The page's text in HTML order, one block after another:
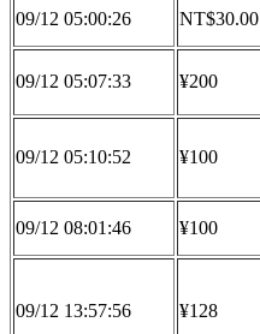
09/12 05:00:26 NT$30.00
09/12 05:07:33 ¥200
09/12 05:10:52 ¥100
09/12 08:01:46 ¥100
09/12 13:57:56 ¥128